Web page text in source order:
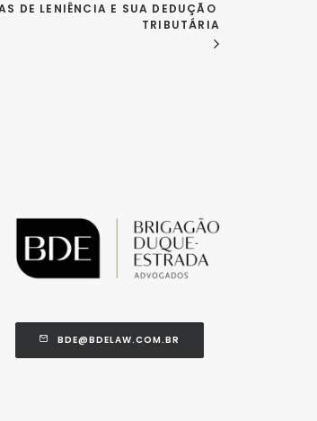
DE LENIÊNCIA E SUA DEDUÇÃO
TRIBUTÁRIA
BDE@BDELAW.COM.BR